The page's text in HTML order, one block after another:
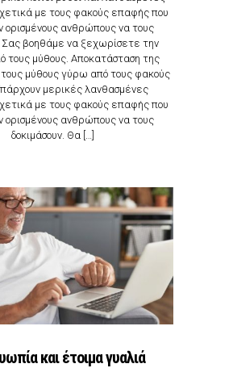
με τους φακούς επαφής που
ορισμένους ανθρώπους να τους
Σας βοηθάμε να ξεχωρίσετε την
τους μύθους. Αποκατάσταση της
τους μύθους γύρω από τους φακούς
μερικές λανθασμένες
με τους φακούς επαφής που
ορισμένους ανθρώπους να τους
δοκιμάσουν. Θα […]
και έτοιμα γυαλιά